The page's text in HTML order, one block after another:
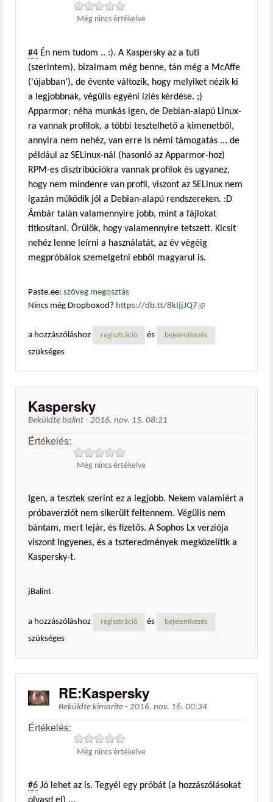
Még nincs értékelve
#4 Én nem tudom .. :). A Kaspersky az a tuti
(szerintem), bizalmam még benne, tán még a McAffe
('újabban'), de évente változik, hogy melyiket nézik ki
a legjobbnak, végülis egyéni ízlés kérdése. ;)
Apparmor; néha munkás igen, de Debian-alapú Linux-
ra vannak profilok, a többi tesztelhető a kimenetből,
annyira nem nehéz, van erre is némi támogatás ... de
például az SELinux-nál (hasonló az Apparmor-hoz)
RPM-es disztribúciókra vannak profilok és ugyanez,
hogy nem mindenre van profil, viszont az SELinux nem
igazán működik jól a Debian-alapú rendszereken. :D
Ámbár talán valamennyire jobb, mint a fájlokat
titkosítani. Örülök, hogy valamennyire tetszett. Kicsit
nehéz lenne leírni a használatát, az év végéig
megpróbálok szemelgetni ebből magyarul is.
Paste.ee: szöveg megosztás
Nincs még Dropboxod? https://db.tt/8kIjjJQ7 (külső
a hozzászóláshoz
regisztráció és bejelentkezés
szükséges
Kaspersky
Beküldte balint - 2016. nov. 15. 08:21
Értékelés:
Még nincs értékelve
Igen, a tesztek szerint ez a legjobb. Nekem valamiért a
próbaverziót nem sikerült feltennem. Végülis nem
bántam, mert lejár, és fizetős. A Sophos Lx verziója
viszont ingyenes, és a tszteredmények megközelítik a
Kaspersky-t.
jBalint
a hozzászóláshoz regisztráció és bejelentkezés
szükséges
RE:Kaspersky
Beküldte kimarite - 2016. nov. 16. 00:34
Értékelés:
Még nincs értékelve
#6 Jó lehet az is. Tegyél egy próbát (a hozzászólásokat